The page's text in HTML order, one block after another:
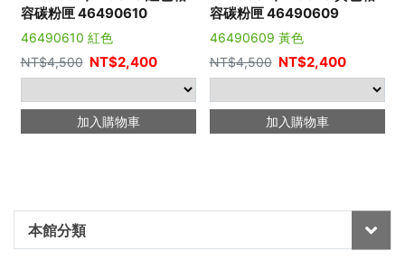
本館分類
容碳粉匣 46490610
46490610 紅色
NT$4,500 NT$2,400
加入購物車
容碳粉匣 46490609
46490609 黃色
NT$4,500 NT$2,400
加入購物車